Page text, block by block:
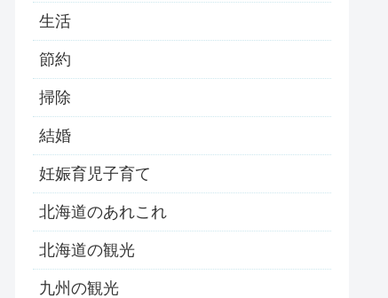
生活
節約
掃除
結婚
妊娠育児子育て
北海道のあれこれ
北海道の観光
九州の観光